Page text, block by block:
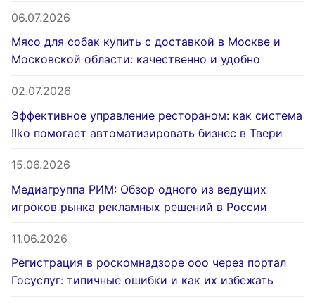
06.07.2026
Мясо для собак купить с доставкой в Москве и
Московской области: качественно и удобно
02.07.2026
Эффективное управление рестораном: как система
IIko помогает автоматизировать бизнес в Твери
15.06.2026
Медиагруппа РИМ: Обзор одного из ведущих
игроков рынка рекламных решений в России
11.06.2026
Регистрация в роскомнадзоре ооо через портал
Госуслуг: типичные ошибки и как их избежать